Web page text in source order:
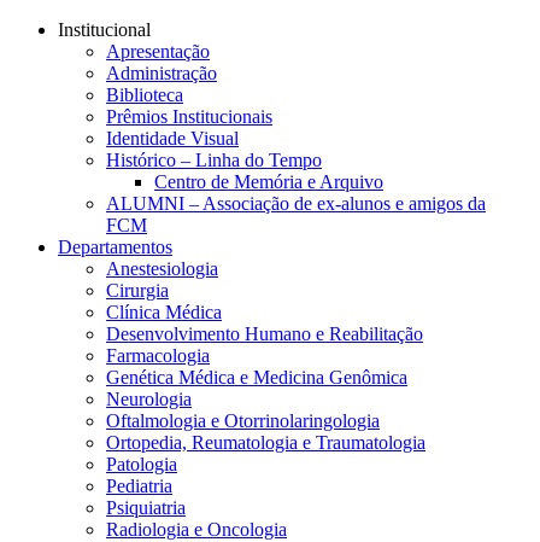
Conteúdo principal
Institucional
Apresentação
Administração
Biblioteca
Prêmios Institucionais
Identidade Visual
Histórico – Linha do Tempo
Centro de Memória e Arquivo
ALUMNI – Associação de ex-alunos e amigos da
FCM
Departamentos
Anestesiologia
Cirurgia
Clínica Médica
Desenvolvimento Humano e Reabilitação
Farmacologia
Genética Médica e Medicina Genômica
Neurologia
Oftalmologia e Otorrinolaringologia
Ortopedia, Reumatologia e Traumatologia
Patologia
Pediatria
Psiquiatria
Radiologia e Oncologia